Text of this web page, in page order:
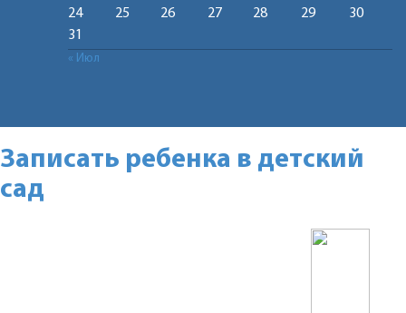
24
25 26 27 28 29
30
31
« Июл
Записать ребенка в детский
сад